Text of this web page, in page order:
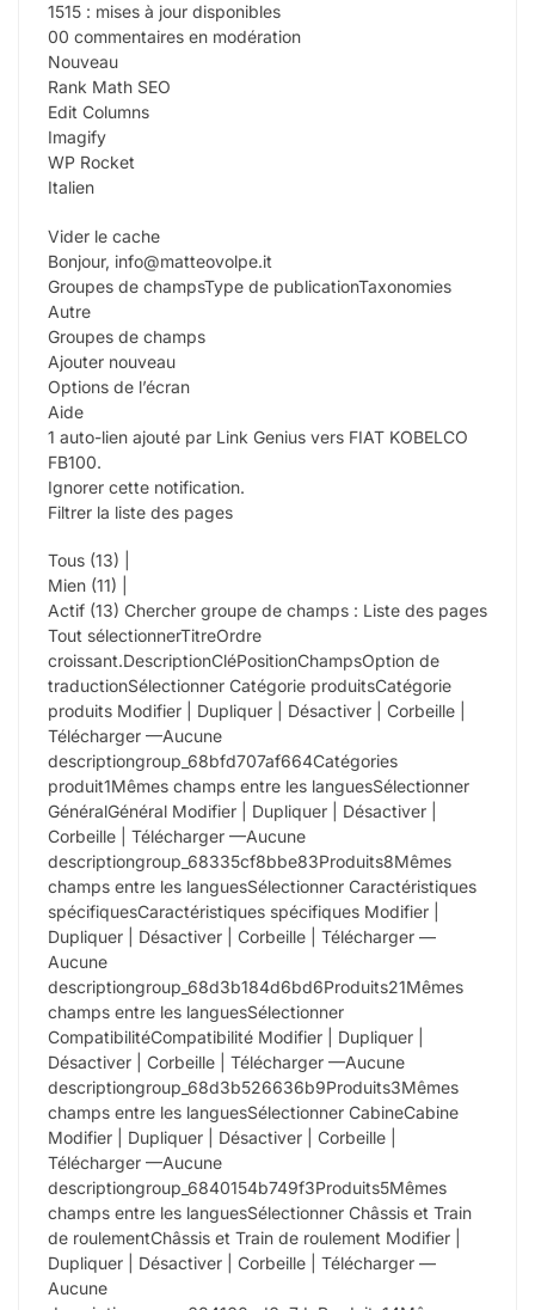
1515 : mises à jour disponibles
00 commentaires en modération
Nouveau
Rank Math SEO
Edit Columns
Imagify
WP Rocket
Italien
Vider le cache
Bonjour, info@matteovolpe.it
Groupes de champsType de publicationTaxonomies
Autre
Groupes de champs
Ajouter nouveau
Options de l’écran
Aide
1 auto-lien ajouté par Link Genius vers FIAT KOBELCO
FB100.
Ignorer cette notification.
Filtrer la liste des pages
Tous (13) |
Mien (11) |
Actif (13) Chercher groupe de champs : Liste des pages
Tout sélectionnerTitreOrdre
croissant.DescriptionCléPositionChampsOption de
traductionSélectionner Catégorie produitsCatégorie
produits Modifier | Dupliquer | Désactiver | Corbeille |
Télécharger —Aucune
descriptiongroup_68bfd707af664Catégories
produit1Mêmes champs entre les languesSélectionner
GénéralGénéral Modifier | Dupliquer | Désactiver |
Corbeille | Télécharger —Aucune
descriptiongroup_68335cf8bbe83Produits8Mêmes
champs entre les languesSélectionner Caractéristiques
spécifiquesCaractéristiques spécifiques Modifier |
Dupliquer | Désactiver | Corbeille | Télécharger —
Aucune
descriptiongroup_68d3b184d6bd6Produits21Mêmes
champs entre les languesSélectionner
CompatibilitéCompatibilité Modifier | Dupliquer |
Désactiver | Corbeille | Télécharger —Aucune
descriptiongroup_68d3b526636b9Produits3Mêmes
champs entre les languesSélectionner CabineCabine
Modifier | Dupliquer | Désactiver | Corbeille |
Télécharger —Aucune
descriptiongroup_6840154b749f3Produits5Mêmes
champs entre les languesSélectionner Châssis et Train
de roulementChâssis et Train de roulement Modifier |
Dupliquer | Désactiver | Corbeille | Télécharger —
Aucune